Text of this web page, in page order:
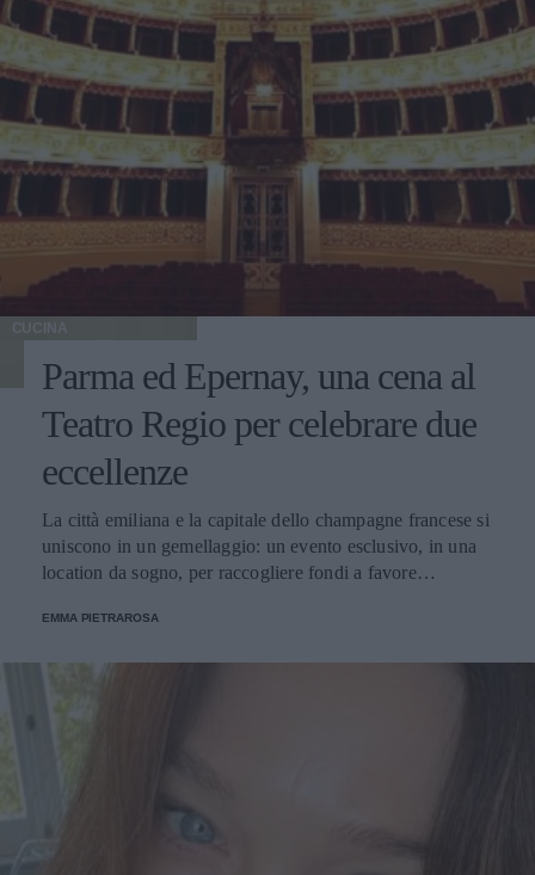
CUCINA
Parma ed Epernay, una cena al
Teatro Regio per celebrare due
eccellenze
La città emiliana e la capitale dello champagne francese si
uniscono in un gemellaggio: un evento esclusivo, in una
location da sogno, per raccogliere fondi a favore
EMMA PIETRAROSA